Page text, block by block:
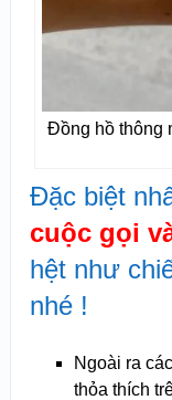
Đồng hồ thông
Đặc biệt
cuộc gọi
hệt như
nhé !
Ngoài ra
thỏa thích